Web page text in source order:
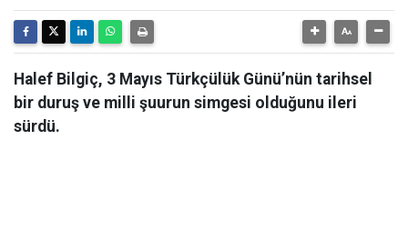
Halef Bilgiç, 3 Mayıs Türkçülük Günü’nün tarihsel
bir duruş ve milli şuurun simgesi olduğunu ileri
sürdü.